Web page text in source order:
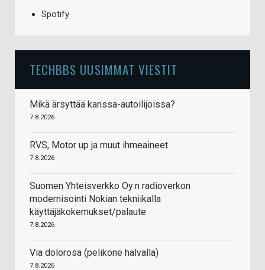
Spotify
TECHBBS UUSIMMAT VIESTIT
Mikä ärsyttää kanssa-autoilijoissa?
7.8.2026
RVS, Motor up ja muut ihmeaineet.
7.8.2026
Suomen Yhteisverkko Oy:n radioverkon
modernisointi Nokian tekniikalla
käyttäjäkokemukset/palaute
7.8.2026
Via dolorosa (pelikone halvalla)
7.8.2026